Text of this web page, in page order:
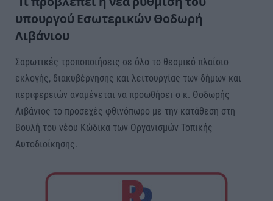
υπουργού Εσωτερικών Θοδωρή
Λιβάνιου
Σαρωτικές τροποποιήσεις σε όλο το θεσμικό πλαίσιο
εκλογής, διακυβέρνησης και λειτουργίας των δήμων και
περιφερειών αναμένεται να προωθήσει ο κ. Θοδωρής
Λιβάνιος το προσεχές φθινόπωρο με την κατάθεση στη
Βουλή του νέου Κώδικα των Οργανισμών Τοπικής
Αυτοδιοίκησης.